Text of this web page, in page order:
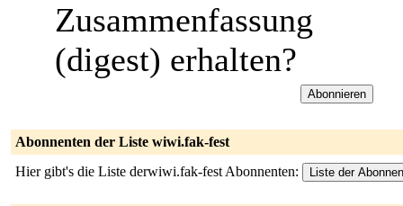
Zusammenfassung
(digest) erhalten?
Abonnenten der Liste wiwi.fak-fest
Hier gibt's die Liste derwiwi.fak-fest Abonnenten: